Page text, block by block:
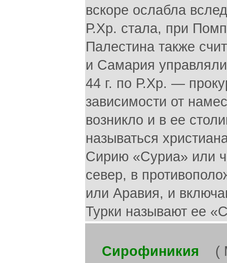
вскоре ослабла
Р.Хр. стала, при
Палестина также
и Самария
44 г. по Р.Хр. —
зависимости от
возникло и в ее
называться
Сирию «Суриа» или
север, в
или Аравия, и
Турки называют ее
Сирофиникия (